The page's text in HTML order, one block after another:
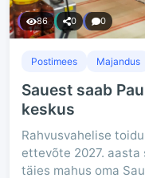
86 0 0
Postimees Majandus
Sauest saab
keskus
Rahvusvahelise
ettevõte 2027.
täies mahus oma